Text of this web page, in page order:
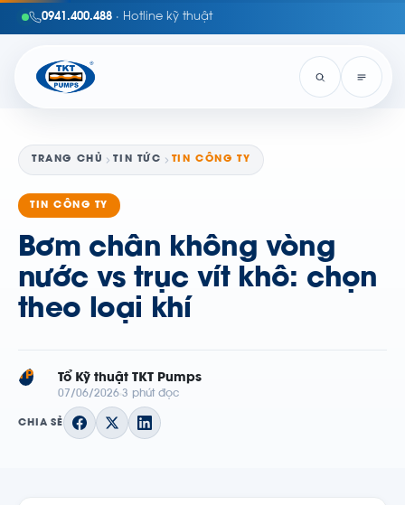
0941.400.488 · Hotline kỹ thuật
TRANG CHỦ TIN TỨC TIN CÔNG TY
TIN CÔNG TY
Bơm chân không vòng
nước vs trục vít khô: chọn
theo loại khí
TP Tổ Kỹ thuật TKT Pumps
07/06/2026 3 phút đọc
CHIA SẺ